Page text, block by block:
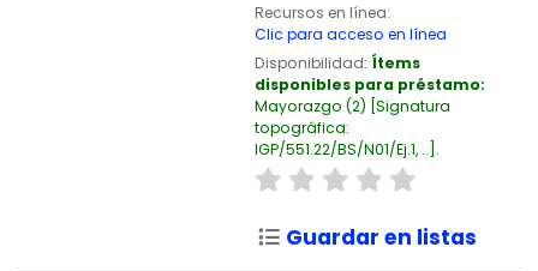
Recursos en línea:
Clic para acceso en línea
Disponibilidad: Ítems
disponibles para préstamo:
Mayorazgo (2) Signatura
topográfica:
IGP/551.22/BS/N01/Ej.1, .. .
Guardar en listas